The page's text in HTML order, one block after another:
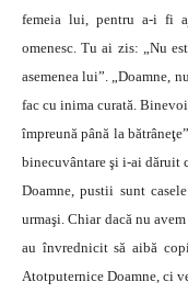
femeia lui, pentru a-i fi
omenesc. Tu ai zis: „Nu
asemenea lui”. „Doamne,
fac cu inima curată.
împreună până la
binecuvântare şi i-ai dăruit
Doamne, pustii sunt
urmaşi. Chiar dacă nu
au învrednicit să aibă
Atotputernice Doamne, ci